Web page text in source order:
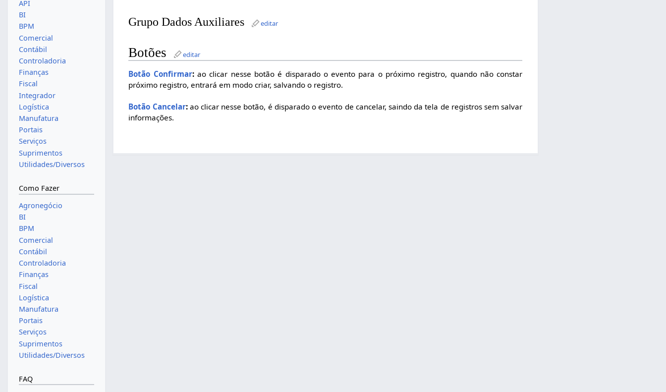
Grupo Dados Auxiliares editar
Botões editar
Botão Confirmar:ao clicar nesse botão é disparado o evento para o próximo registro, quando não constar
próximo registro, entrará em modo criar, salvando o registro.
Botão Cancelar:ao clicar nesse botão, é disparado o evento de cancelar, saindo da tela de registros sem salvar
informações.
API
BI
BPM
Comercial
Contábil
Controladoria
Finanças
Fiscal
Integrador
Logística
Manufatura
Portais
Serviços
Suprimentos
Utilidades/Diversos
Como Fazer
Agronegócio
BI
BPM
Comercial
Contábil
Controladoria
Finanças
Fiscal
Logística
Manufatura
Portais
Serviços
Suprimentos
Utilidades/Diversos
FAQ